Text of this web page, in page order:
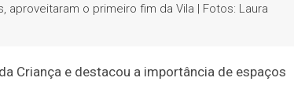
aproveitaram o primeiro fim da Vila | Fotos: Laura